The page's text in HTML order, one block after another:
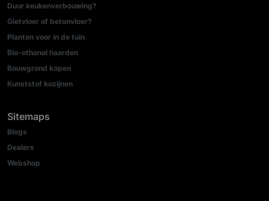
Duur keukenverbouwing?
Gietvloer of betonvloer?
Planten voor in de tuin
Bio-ethanol haarden
Bouwgrond kopen
Kunststof kozijnen
Sitemaps
Blogs
Dealers
Webshop